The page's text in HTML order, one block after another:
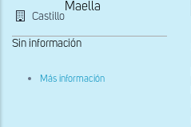
Castillo
Maella
Sin información
Más información